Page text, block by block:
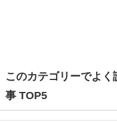
このカテゴリーでよく
事 TOP5